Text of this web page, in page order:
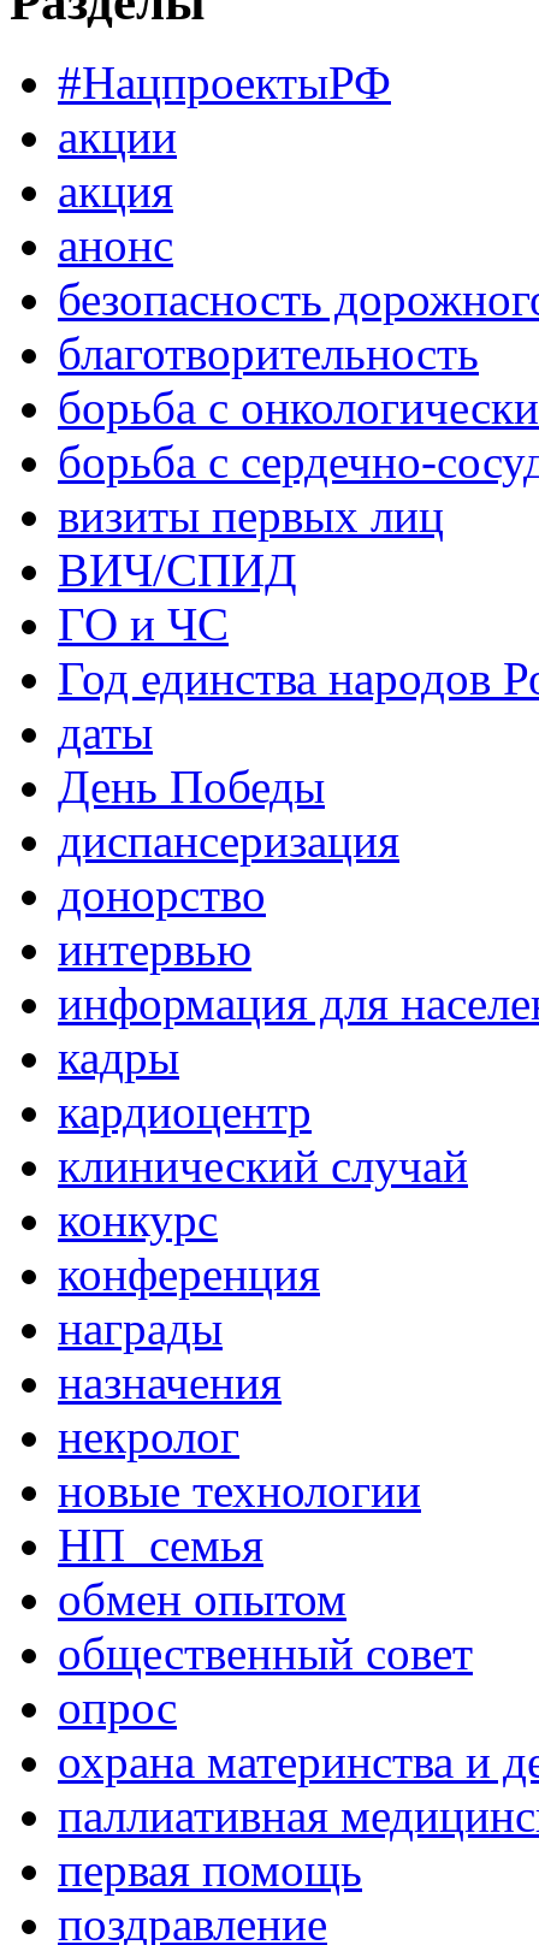
#НацпроектыРФ
акции
акция
анонс
безопасность
благотворительность
борьба с
борьба с сердечно-
визиты первых лиц
ВИЧ/СПИД
ГО и ЧС
Год единства народов
даты
День Победы
диспансеризация
донорство
интервью
информация для
кадры
кардиоцентр
клинический случай
конкурс
конференция
награды
назначения
некролог
новые технологии
НП_семья
обмен опытом
общественный совет
опрос
охрана материнства и
паллиативная
первая помощь
поздравление